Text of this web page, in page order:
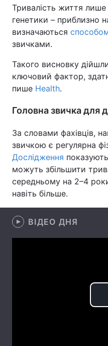
Головна
Україна
Економіка
Спорт
Техно і зв'язок
Зброя
Здоров'я
Цікавинки
Лонгріди
Тривалість життя
генетики – приблизно
визначаються
звичками.
Такого висновку
ключовий фактор,
пише Health.
Головна звичка для
За словами фахівців,
звичкою є регулярна
Дослідження
можуть збільшити
середньому на 2–4
навіть більше.
ВІДЕО ДНЯ